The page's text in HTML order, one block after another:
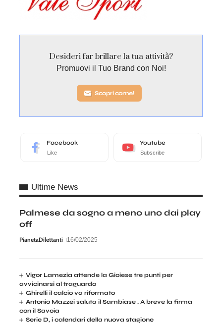
Desideri far brillare la tua attività?
Promuovi il Tuo Brand con Noi!
Scopri come!
Facebook
Like
Youtube
Subscribe
Ultime News
Palmese da sogno a meno uno dai play
off
PianetaDilettanti 16/02/2025
Vigor Lamezia attende la Gioiese tre punti per
avvicinarsi al traguardo
Ghirelli il calcio va riformato
Antonio Mazzei saluta il Sambiase . A breve la firma
con il Savoia
Serie D, i calendari della nuova stagione